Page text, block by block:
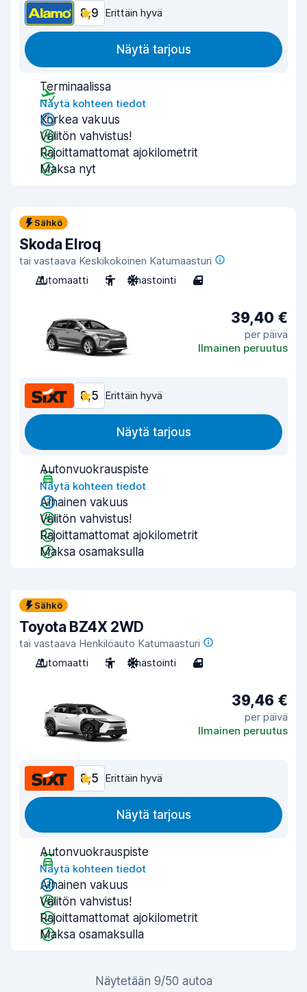
8,9 Erittäin hyvä
Näytä tarjous
Terminaalissa
Näytä kohteen tiedot
Korkea vakuus
Välitön vahvistus!
Rajoittamattomat ajokilometrit
Maksa nyt
Sähkö
Skoda Elroq
tai vastaava Keskikokoinen Katumaasturi
Automaatti
5 Ilmastointi 4
39,40 €
per päivä
Ilmainen peruutus
8,5 Erittäin hyvä
Näytä tarjous
Autonvuokrauspiste
Näytä kohteen tiedot
Alhainen vakuus
Välitön vahvistus!
Rajoittamattomat ajokilometrit
Maksa osamaksulla
Sähkö
Toyota BZ4X 2WD
tai vastaava Henkilöauto Katumaasturi
Automaatti
5 Ilmastointi 4
39,46 €
per päivä
Ilmainen peruutus
8,5 Erittäin hyvä
Näytä tarjous
Autonvuokrauspiste
Näytä kohteen tiedot
Alhainen vakuus
Välitön vahvistus!
Rajoittamattomat ajokilometrit
Maksa osamaksulla
Näytetään 9/50 autoa